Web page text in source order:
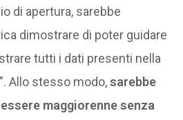
di apertura, sarebbe
dimostrare di poter guidare
tutti i dati presenti nella
Allo stesso modo,sarebbe
maggiorenne senza